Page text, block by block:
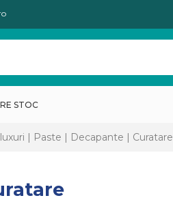
STOC
| Paste | Decapante | Curatare